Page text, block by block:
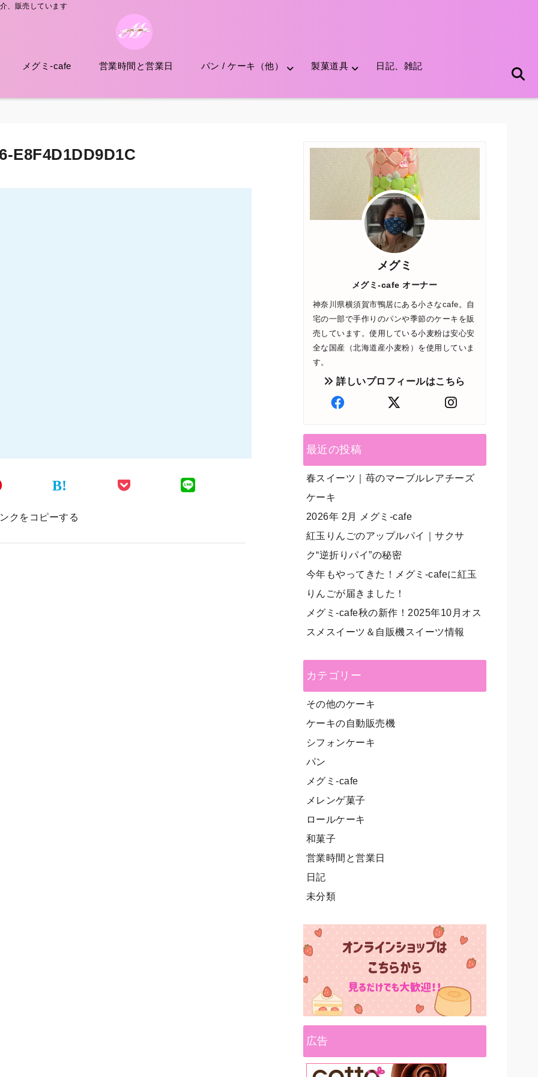
、販売しています
メグミ-cafe 営業時間と営業日 パン / ケーキ（他） 製菓道具 日記、雑記
E8F4D1DD9D1C
B!
クをコピーする
メグミ
メグミ-cafe オーナー
神奈川県横須賀市鴨居にある小さなcafe。自
宅の一部で手作りのパンや季節のケーキを販
売しています。使用している小麦粉は安心安
全な国産（北海道産小麦粉）を使用していま
す。
詳しいプロフィールはこちら
最近の投稿
春スイーツ｜苺のマーブルレアチーズ
ケーキ
2026年 2月 メグミ-cafe
紅玉りんごのアップルパイ｜サクサ
ク“逆折りパイ”の秘密
今年もやってきた！メグミ-cafeに紅玉
りんごが届きました！
メグミ-cafe秋の新作！2025年10月オス
スメスイーツ＆自販機スイーツ情報
カテゴリー
その他のケーキ
ケーキの自動販売機
シフォンケーキ
パン
メグミ-cafe
メレンゲ菓子
ロールケーキ
和菓子
営業時間と営業日
日記
未分類
広告